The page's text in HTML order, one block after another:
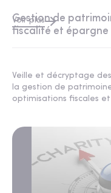
Gestion de
fiscalité et épargne
Voir plus
Veille et décryptage
la gestion de
optimisations fiscales